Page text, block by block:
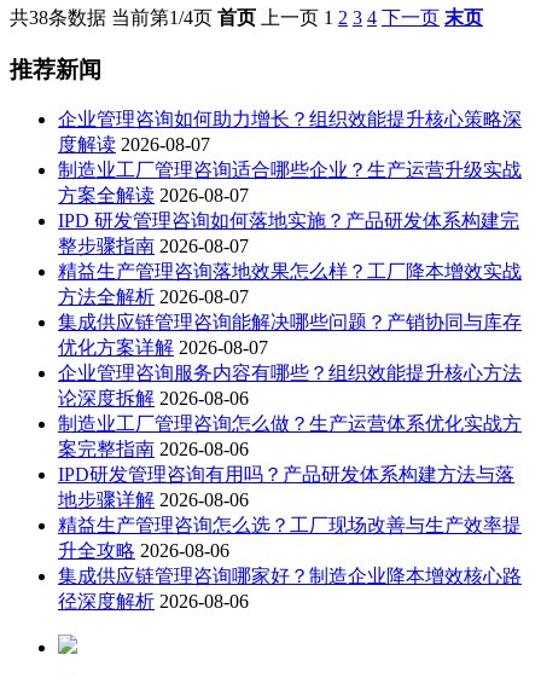
共38条数据 当前第1/4页 首页 上一页 1 2 3 4 下一页 末页
推荐新闻
企业管理咨询如何助力增长？组织效能提升核心策略深
度解读 2026-08-07
制造业工厂管理咨询适合哪些企业？生产运营升级实战
方案全解读 2026-08-07
IPD 研发管理咨询如何落地实施？产品研发体系构建完
整步骤指南 2026-08-07
精益生产管理咨询落地效果怎么样？工厂降本增效实战
方法全解析 2026-08-07
集成供应链管理咨询能解决哪些问题？产销协同与库存
优化方案详解 2026-08-07
企业管理咨询服务内容有哪些？组织效能提升核心方法
论深度拆解 2026-08-06
制造业工厂管理咨询怎么做？生产运营体系优化实战方
案完整指南 2026-08-06
IPD研发管理咨询有用吗？产品研发体系构建方法与落
地步骤详解 2026-08-06
精益生产管理咨询怎么选？工厂现场改善与生产效率提
升全攻略 2026-08-06
集成供应链管理咨询哪家好？制造企业降本增效核心路
径深度解析 2026-08-06